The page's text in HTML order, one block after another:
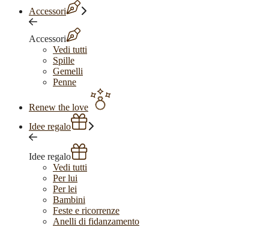
Accessori
Accessori
Vedi tutti
Spille
Gemelli
Penne
Renew the love
Idee regalo
Idee regalo
Vedi tutti
Per lui
Per lei
Bambini
Feste e ricorrenze
Anelli di fidanzamento